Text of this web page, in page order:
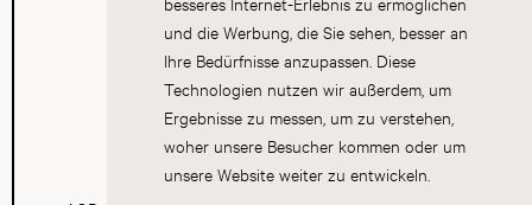
und die Werbung, die Sie sehen, besser an
Ihre Bedürfnisse anzupassen. Diese
Technologien nutzen wir außerdem, um
Ergebnisse zu messen, um zu verstehen,
woher unsere Besucher kommen oder um
unsere Website weiter zu entwickeln.